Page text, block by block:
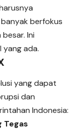
berfokus
Ini
yang ada.
yang dapat
dan
Indonesia:
Tegas